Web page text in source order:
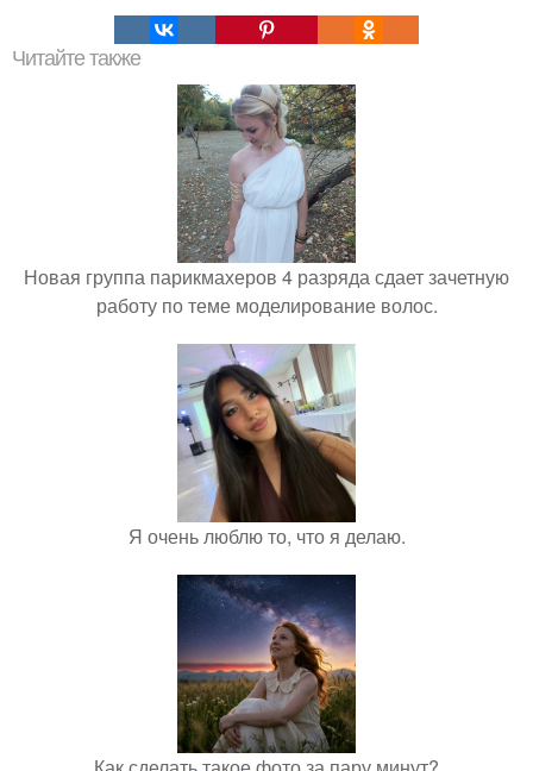
Читайте также
Новая группа парикмахеров 4 разряда сдает зачетную
работу по теме моделирование волос.
Я очень люблю то, что я делаю.